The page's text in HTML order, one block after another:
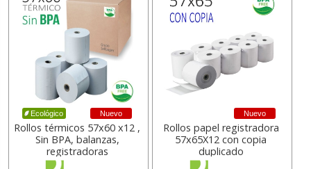
Ecológico Nuevo
Rollos térmicos 57x60 x12 ,
Sin BPA, balanzas,
registradoras
Nuevo
Rollos papel registradora
57x65X12 con copia
duplicado